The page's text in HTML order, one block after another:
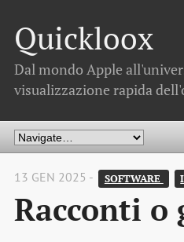
Quickloox
Dal mondo Apple
visualizzazione rapida
13 GEN 2025 - SOFTWARE
Racconti o